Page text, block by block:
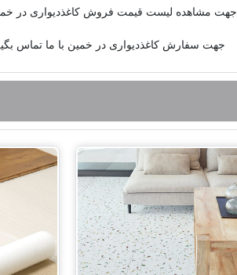
جهت مشاهده لیست قیمت فروش کاغذدیواری در
جهت سفارش کاغذدیواری در خمین با ما تماس